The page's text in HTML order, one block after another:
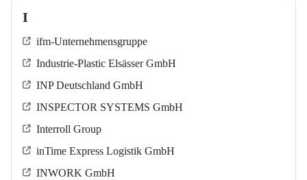
I
ifm-Unternehmensgruppe
Industrie-Plastic Elsässer GmbH
INP Deutschland GmbH
INSPECTOR SYSTEMS GmbH
Interroll Group
inTime Express Logistik GmbH
INWORK GmbH